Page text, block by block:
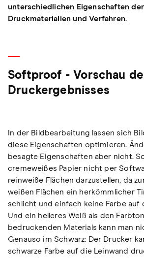
unterschiedlichen Eigenschaften
Druckmaterialien und Verfahren.
Softproof - Vorschau
Druckergebnisses
In der Bildbearbeitung lassen sich
diese Eigenschaften optimieren.
besagte Eigenschaften aber nicht.
cremeweißes Papier nicht per
reinweiße Flächen darzustellen, da
weißen Flächen ein herkömmlicher
schlicht und einfach keine Farbe auf
Und ein helleres Weiß als den
bedruckenden Materials kann man
Genauso im Schwarz: Der Drucker
schwarze Farbe auf die Leinwand